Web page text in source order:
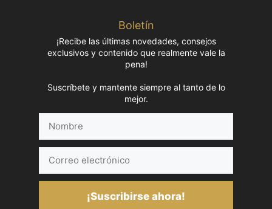
Boletín
¡Recibe las últimas novedades, consejos
exclusivos y contenido que realmente vale la
pena!
Suscríbete y mantente siempre al tanto de lo
mejor.
electrónico
¡Suscribirse ahora!